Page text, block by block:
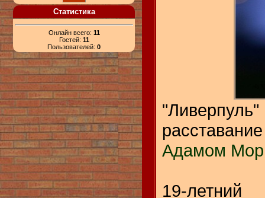
Статистика
Онлайн всего: 11
Гостей: 11
Пользователей: 0
Адамом
19-